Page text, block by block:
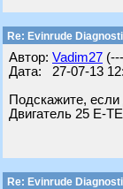
Re: Evinrude
Автор: Vadim27
Дата: 27-07-13
Подскажите, если
Двигатель 25 E-
Re: Evinrude